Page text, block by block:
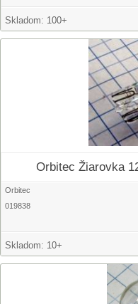
Skladom: 100+
Orbitec Žiarovka
Orbitec
019838
Skladom: 10+